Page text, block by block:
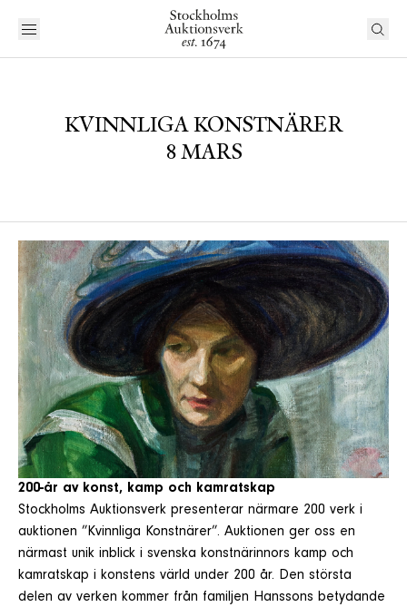
KVINNLIGA KONSTNÄRER
8 MARS
200-år av konst, kamp och kamratskap
Stockholms Auktionsverk presenterar närmare 200 verk i
auktionen ”Kvinnliga Konstnärer”. Auktionen ger oss en
närmast unik inblick i svenska konstnärinnors kamp och
kamratskap i konstens värld under 200 år. Den största
delen av verken kommer från familjen Hanssons betydande